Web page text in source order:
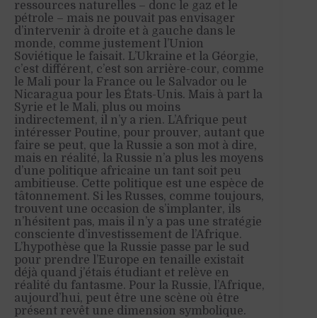
ressources naturelles – donc le gaz et le
pétrole – mais ne pouvait pas envisager
d’intervenir à droite et à gauche dans le
monde, comme justement l’Union
Soviétique le faisait. L’Ukraine et la Géorgie,
c’est différent, c’est son arrière-cour, comme
le Mali pour la France ou le Salvador ou le
Nicaragua pour les États-Unis. Mais à part la
Syrie et le Mali, plus ou moins
indirectement, il n’y a rien. L’Afrique peut
intéresser Poutine, pour prouver, autant que
faire se peut, que la Russie a son mot à dire,
mais en réalité, la Russie n’a plus les moyens
d’une politique africaine un tant soit peu
ambitieuse. Cette politique est une espèce de
tâtonnement. Si les Russes, comme toujours,
trouvent une occasion de s’implanter, ils
n’hésitent pas, mais il n’y a pas une stratégie
consciente d’investissement de l’Afrique.
L’hypothèse que la Russie passe par le sud
pour prendre l’Europe en tenaille existait
déjà quand j’étais étudiant et relève en
réalité du fantasme. Pour la Russie, l’Afrique,
aujourd’hui, peut être une scène où être
présent revêt une dimension symbolique.